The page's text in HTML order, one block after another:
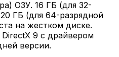
ОЗУ. 16 ГБ (для 32-
ГБ (для 64-разрядной
на жестком диске.
DirectX 9 с драйвером
версии.